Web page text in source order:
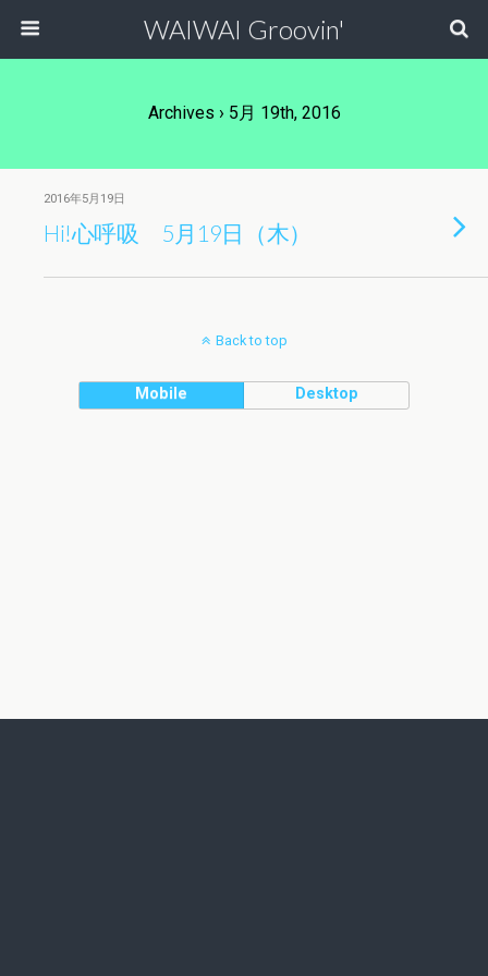
WAIWAI Groovin'
Archives › 5月 19th, 2016
2016年5月19日
Hi!心呼吸 5月19日（木）
Back to top
Mobile Desktop